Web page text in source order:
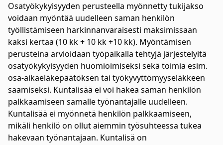
Osatyökykyisyyden perusteella myönnetty tukijakso
voidaan myöntää uudelleen saman henkilön
työllistämiseen harkinnanvaraisesti maksimissaan
kaksi kertaa (10 kk + 10 kk +10 kk). Myöntämisen
perusteina arvioidaan työpaikalla tehtyjä järjestelyitä
osatyökykyisyyden huomioimiseksi sekä toimia esim.
osa-aikaeläkepäätöksen tai työkyvyttömyyseläkkeen
saamiseksi. Kuntalisää ei voi hakea saman henkilön
palkkaamiseen samalle työnantajalle uudelleen.
Kuntalisää ei myönnetä henkilön palkkaamiseen,
mikäli henkilö on ollut aiemmin työsuhteessa tukea
hakevaan työnantajaan. Kuntalisä on